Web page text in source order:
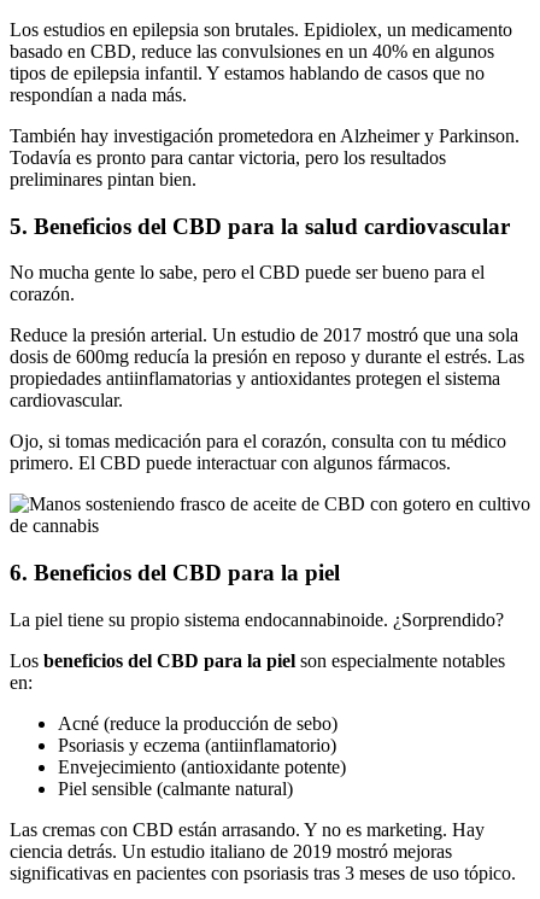
Los estudios en epilepsia son brutales. Epidiolex, un medicamento
basado en CBD, reduce las convulsiones en un 40% en algunos
tipos de epilepsia infantil. Y estamos hablando de casos que no
respondían a nada más.
También hay investigación prometedora en Alzheimer y Parkinson.
Todavía es pronto para cantar victoria, pero los resultados
preliminares pintan bien.
5. Beneficios del CBD para la salud cardiovascular
No mucha gente lo sabe, pero el CBD puede ser bueno para el
corazón.
Reduce la presión arterial. Un estudio de 2017 mostró que una sola
dosis de 600mg reducía la presión en reposo y durante el estrés. Las
propiedades antiinflamatorias y antioxidantes protegen el sistema
cardiovascular.
Ojo, si tomas medicación para el corazón, consulta con tu médico
primero. El CBD puede interactuar con algunos fármacos.
6. Beneficios del CBD para la piel
La piel tiene su propio sistema endocannabinoide. ¿Sorprendido?
Los beneficios del CBD para la piel son especialmente notables
en:
Acné (reduce la producción de sebo)
Psoriasis y eczema (antiinflamatorio)
Envejecimiento (antioxidante potente)
Piel sensible (calmante natural)
Las cremas con CBD están arrasando. Y no es marketing. Hay
ciencia detrás. Un estudio italiano de 2019 mostró mejoras
significativas en pacientes con psoriasis tras 3 meses de uso tópico.